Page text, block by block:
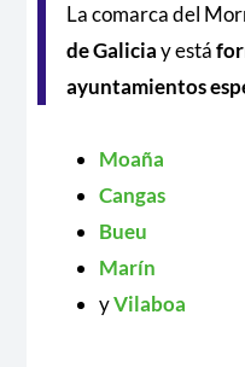
La comarca del
de Galiciay está
ayuntamientos
Moaña
Cangas
Bueu
Marín
yVilaboa